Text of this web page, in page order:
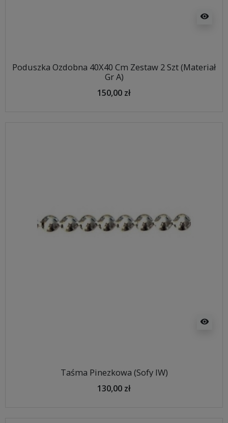
visibility
Poduszka Ozdobna 40X40 Cm Zestaw 2 Szt (Materiał
Gr A)
150,00 zł
visibility
Taśma Pinezkowa (Sofy IW)
130,00 zł